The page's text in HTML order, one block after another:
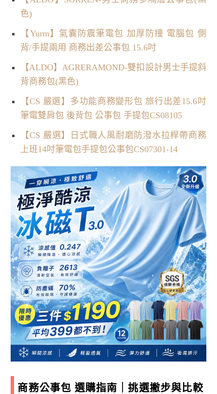
色)
【Yurm】氣囊防震筆電包 加厚防撞 電腦包 側
背/手提兩用 商務出差公事包 15.6吋
【ALDO】AGRERAMOND-雙扣設計男士手提斜
背商務包(黑色)
【CS 嚴選】多功能商務變形包 旅行出差15.6吋
筆電雙肩包 後背包 公事包 手提包CS08105
【CS 嚴選】日式職人風耐磨防潑水拉桿帶商務
上班14吋筆電包手提包公事包CS07301-14
商務公事包 選購指南｜挑選撇步與比較